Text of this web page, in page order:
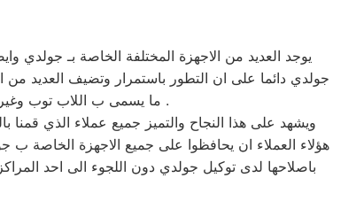
يوجد العديد من الاجهزة المختلفة الخاصة بـ
جولدي دائما على ان التطور باستمرار وتضيف العديد من
ما يسمى ب اللاب توب وغيرها من الصناعات المختلفة التي تتواجد وتشهد على نجاح شركة جولدي في العديد من الاجهزة التي تميزت بيها جروب .
ويشهد على هذا النجاح والتميز جميع عملاء الذي
هؤلاء العملاء ان يحافظوا على جميع الاجهزة الخاصة ب
باصلاحها لدى توكيل جولدي دون اللجوء الى احد